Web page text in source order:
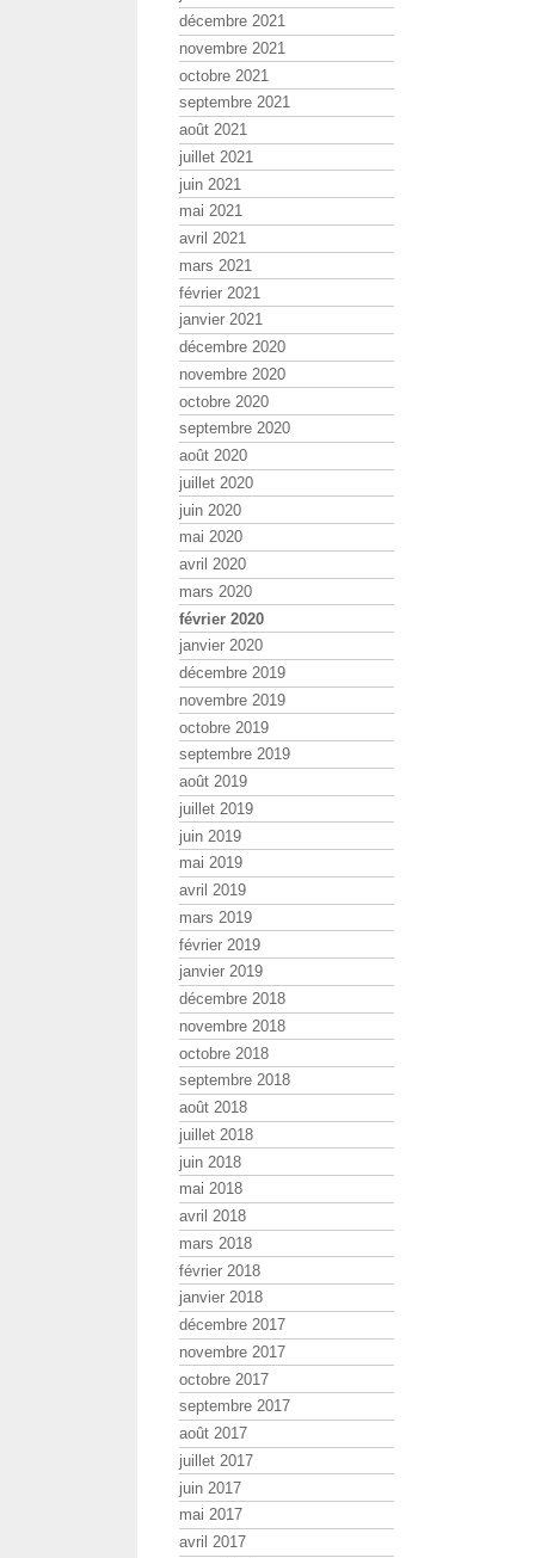
décembre 2021
novembre 2021
octobre 2021
septembre 2021
août 2021
juillet 2021
juin 2021
mai 2021
avril 2021
mars 2021
février 2021
janvier 2021
décembre 2020
novembre 2020
octobre 2020
septembre 2020
août 2020
juillet 2020
juin 2020
mai 2020
avril 2020
mars 2020
février 2020
janvier 2020
décembre 2019
novembre 2019
octobre 2019
septembre 2019
août 2019
juillet 2019
juin 2019
mai 2019
avril 2019
mars 2019
février 2019
janvier 2019
décembre 2018
novembre 2018
octobre 2018
septembre 2018
août 2018
juillet 2018
juin 2018
mai 2018
avril 2018
mars 2018
février 2018
janvier 2018
décembre 2017
novembre 2017
octobre 2017
septembre 2017
août 2017
juillet 2017
juin 2017
mai 2017
avril 2017